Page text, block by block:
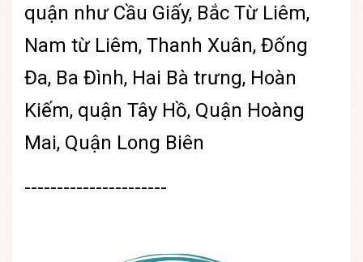
quận như Cầu Giấy, Bắc Từ Liêm,
Nam từ Liêm, Thanh Xuân, Đống
Đa, Ba Đình, Hai Bà trưng, Hoàn
Kiếm, quận Tây Hồ, Quận Hoàng
Mai, Quận Long Biên
----------------------